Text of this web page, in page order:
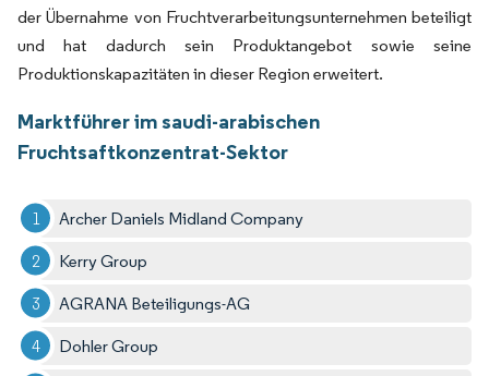
der Übernahme von Fruchtverarbeitungsunternehmen beteiligt
und hat dadurch sein Produktangebot sowie seine
Produktionskapazitäten in dieser Region erweitert.
Marktführer im saudi-arabischen
Fruchtsaftkonzentrat-Sektor
Archer Daniels Midland Company
Kerry Group
AGRANA Beteiligungs-AG
Dohler Group